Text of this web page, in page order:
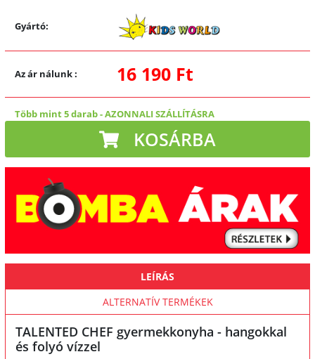
Gyártó:
Az ár nálunk: 16 190 Ft
Több mint 5 darab-AZONNALI SZÁLLÍTÁSRA
KOSÁRBA
LEÍRÁS
ALTERNATÍV TERMÉKEK
TALENTED CHEF gyermekkonyha - hangokkal
és folyó vízzel